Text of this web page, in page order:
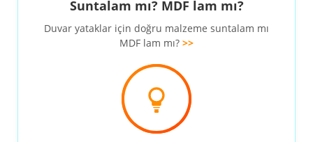
Suntalam mı? MDF lam mı?
Duvar yataklar için doğru malzeme suntalam mı
MDF lam mı? >>